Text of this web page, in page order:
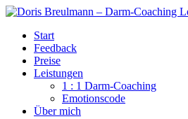
Zum
springenStart
Feedback
Preise
Leistungen
1 : 1 Darm-Coaching
Emotionscode
Über mich